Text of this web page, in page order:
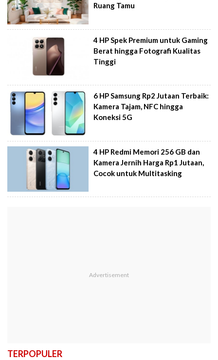
Ruang Tamu
4 HP Spek Premium untuk Gaming
Berat hingga Fotografi Kualitas
Tinggi
6 HP Samsung Rp2 Jutaan Terbaik:
Kamera Tajam, NFC hingga
Koneksi 5G
4 HP Redmi Memori 256 GB dan
Kamera Jernih Harga Rp1 Jutaan,
Cocok untuk Multitasking
TERPOPULER